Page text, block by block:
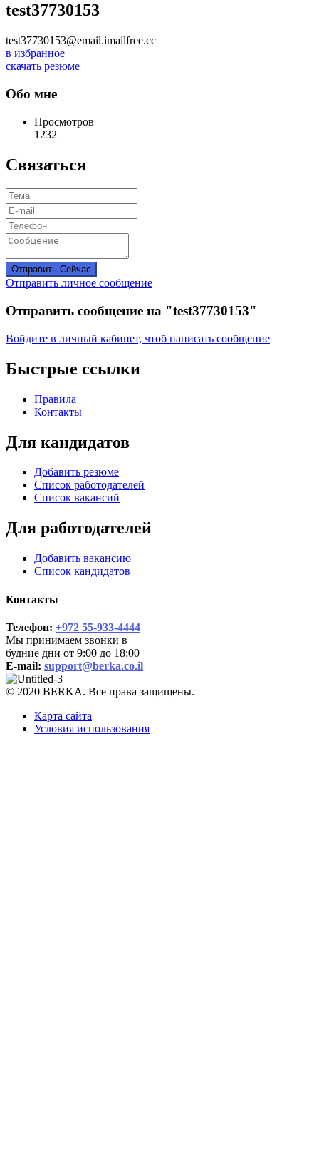
test37730153
test37730153@email.imailfree.cc
в избранное
скачать резюме
Обо мне
Просмотров
1232
Связаться
Отправить Сейчас
Отправить личное сообщение
Отправить сообщение на "test37730153"
Войдите в личный кабинет, чтоб написать сообщение
Быстрые ссылки
Правила
Контакты
Для кандидатов
Добавить резюме
Список работодателей
Список вакансий
Для работодателей
Добавить вакансию
Список кандидатов
Контакты
Телефон: +972 55-933-4444
Мы принимаем звонки в
будние дни от 9:00 до 18:00
E-mail: support@berka.co.il
© 2020 BERKA. Все права защищены.
Карта сайта
Условия использования